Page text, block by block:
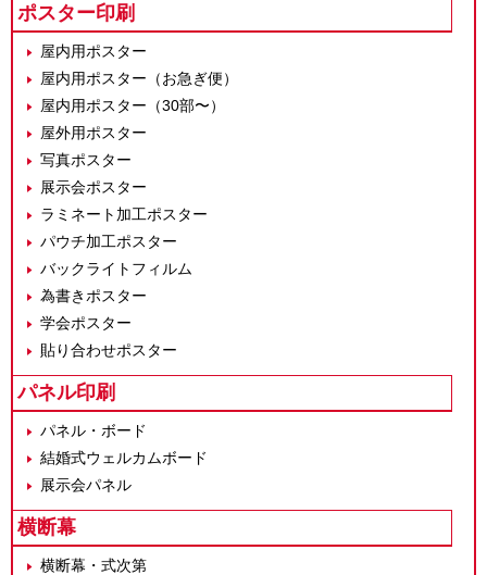
ポスター印刷
屋内用ポスター
屋内用ポスター（お急ぎ便）
屋内用ポスター（30部〜）
屋外用ポスター
写真ポスター
展示会ポスター
ラミネート加工ポスター
パウチ加工ポスター
バックライトフィルム
為書きポスター
学会ポスター
貼り合わせポスター
パネル印刷
パネル・ボード
結婚式ウェルカムボード
展示会パネル
横断幕
横断幕・式次第